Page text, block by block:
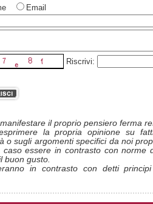
Email
Riscrivi:
il proprio pensiero ferma
la propria opinione su
o sugli argomenti specifici da noi
essere in contrasto con norme
buon gusto.
in contrasto con detti